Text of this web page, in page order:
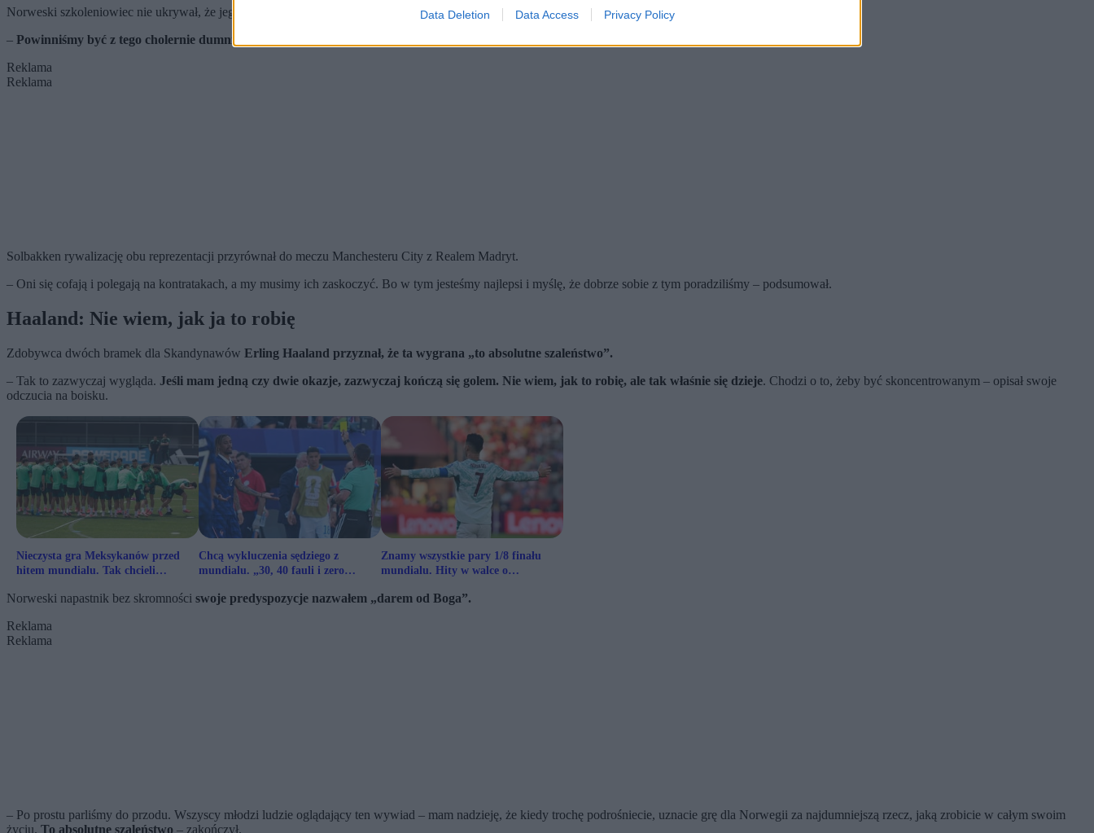
Data Deletion Data Access Privacy Policy
Norweski szkoleniowiec nie ukrywał, że jego zespół zaliczył kilka strat, co mogło się zemścić. Ostatecznie wszystko skończyło się pozytywnie.
– Powinniśmy być z tego cholernie dumni
Reklama
Reklama
Solbakken rywalizację obu reprezentacji przyrównał do meczu Manchesteru City z Realem Madryt.
– Oni się cofają i polegają na kontratakach, a my musimy ich zaskoczyć. Bo w tym jesteśmy najlepsi i myślę, że dobrze sobie z tym poradziliśmy – podsumował.
Haaland: Nie wiem, jak ja to robię
Zdobywca dwóch bramek dla Skandynawów Erling Haaland przyznał, że ta wygrana „to absolutne szaleństwo”.
– Tak to zazwyczaj wygląda. Jeśli mam jedną czy dwie okazje, zazwyczaj kończą się golem. Nie wiem, jak to robię, ale tak właśnie się dzieje. Chodzi o to, żeby być skoncentrowanym – opisał swoje
odczucia na boisku.
Nieczysta gra Meksykanów przed
hitem mundialu. Tak chcieli
Chcą wykluczenia sędziego z
mundialu. „30, 40 fauli i zero
Znamy wszystkie pary 1/8 finału
mundialu. Hity w walce o
Norweski napastnik bez skromności swoje predyspozycje nazwałem „darem od Boga”.
Reklama
Reklama
– Po prostu parliśmy do przodu. Wszyscy młodzi ludzie oglądający ten wywiad – mam nadzieję, że kiedy trochę podrośniecie, uznacie grę dla Norwegii za najdumniejszą rzecz, jaką zrobicie w całym swoim
życiu. To absolutne szaleństwo – zakończył.